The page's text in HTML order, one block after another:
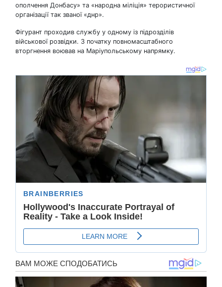
ополчення Донбасу» та «народна міліція» терористичної
організації так званої «днр».
Фігурант проходив службу у одному із підрозділів
військової розвідки. З початку повномасштабного
вторгнення воював на Маріупольському напрямку.